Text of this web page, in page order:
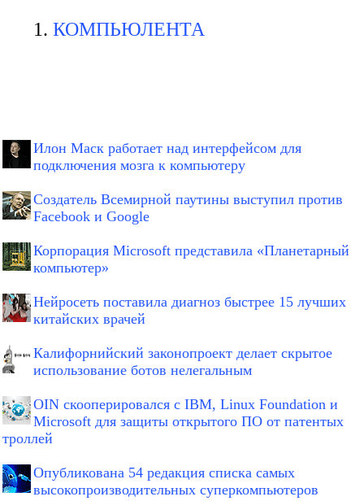
КОМПЬЮЛЕНТА
Илон Маск работает над интерфейсом для
подключения мозга к компьютеру
Создатель Всемирной паутины выступил против
Facebook и Google
Корпорация Microsoft представила «Планетарный
компьютер»
Нейросеть поставила диагноз быстрее 15 лучших
китайских врачей
Калифорнийский законопроект делает скрытое
использование ботов нелегальным
OIN скооперировался с IBM, Linux Foundation и
Microsoft для защиты открытого ПО от патентых
троллей
Опубликована 54 редакция списка самых
высокопроизводительных суперкомпьютеров